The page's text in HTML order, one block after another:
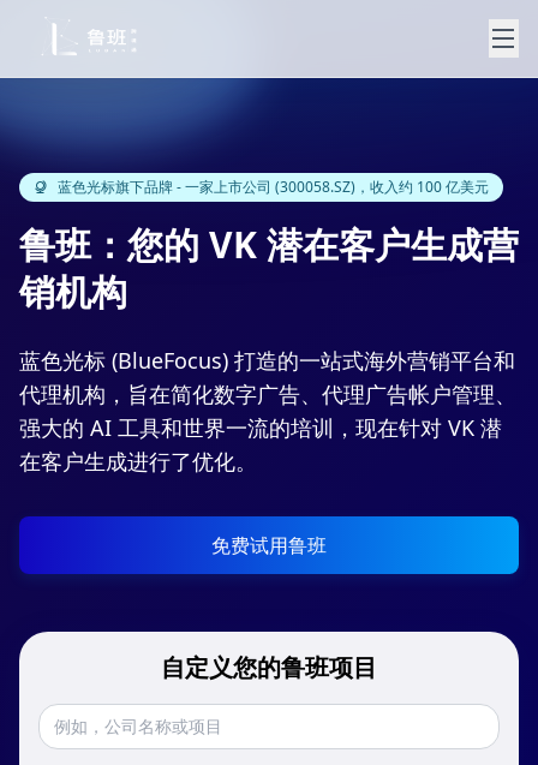
蓝色光标旗下品牌 - 一家上市公司 (300058.SZ)，收入约 100 亿美元
鲁班：您的 VK 潜在客户生成营
销机构
蓝色光标 (BlueFocus) 打造的一站式海外营销平台和
代理机构，旨在简化数字广告、代理广告帐户管理、
强大的 AI 工具和世界一流的培训，现在针对 VK 潜
在客户生成进行了优化。
免费试用鲁班
自定义您的鲁班项目